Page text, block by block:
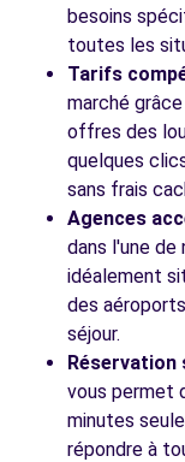
besoins
toutes les
Tarifs
marché
offres des
quelques
sans frais
Agences
dans l'une de
idéalement
des
séjour.
Réservation
vous permet
minutes
répondre à